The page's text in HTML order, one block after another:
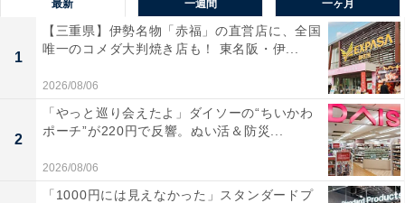
最新 一週間 一ヶ月
1
【三重県】伊勢名物「赤福」の直営店に、全国
唯一のコメダ大判焼き店も！ 東名阪・伊...
2026/08/06
2
「やっと巡り会えたよ」ダイソーの“ちいかわ
ポーチ”が220円で反響。ぬい活＆防災...
2026/08/06
「1000円には見えなかった」スタンダードプ